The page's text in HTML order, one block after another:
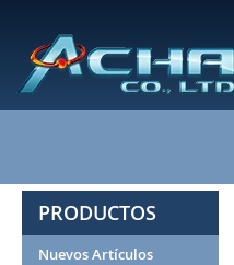
PRODUCTOS
Nuevos Artículos